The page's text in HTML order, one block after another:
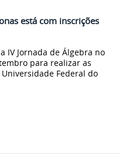
está com inscrições
IV Jornada de Álgebra no
para realizar as
Federal do